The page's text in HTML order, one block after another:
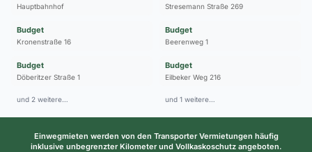
Hauptbahnhof
Budget
Kronenstraße 16
Budget
Döberitzer Straße 1
und 2 weitere…
Stresemann Straße 269
Budget
Beerenweg 1
Budget
Eilbeker Weg 216
und 1 weitere…
Einwegmieten werden von den Transporter Vermietungen häufig
inklusive unbegrenzter Kilometer und Vollkaskoschutz angeboten.